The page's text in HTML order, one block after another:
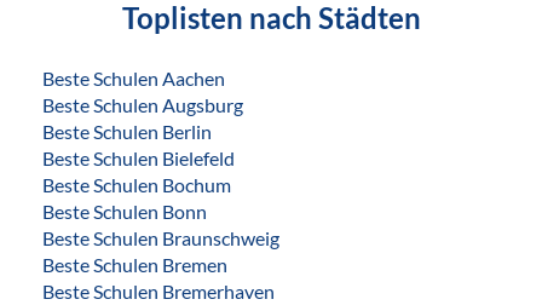
Toplisten nach Städten
Beste Schulen Aachen
Beste Schulen Augsburg
Beste Schulen Berlin
Beste Schulen Bielefeld
Beste Schulen Bochum
Beste Schulen Bonn
Beste Schulen Braunschweig
Beste Schulen Bremen
Beste Schulen Bremerhaven